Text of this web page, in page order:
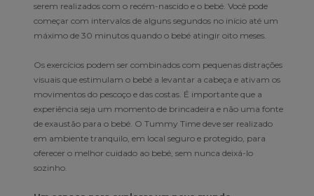
serem realizados com o recém-nascido e o bebé. Você pode
começar com intervalos de alguns segundos no início até um
máximo de 30 minutos quando o bebé atingir oito meses.
Os exercícios podem ser combinados com pequenas distrações
visuais que estimulam o bebé a levantar a cabeça e ativam os
movimentos do pescoço e das costas. É importante que a
experiência seja um momento de brincadeira e não uma fonte
de exaustão para o bebé. O Tummy Time deve ser realizado
em ambiente tranquilo, em local seguro e protegido, para
oferecer o melhor cuidado ao bebé, sem nunca deixá-lo
sozinho.